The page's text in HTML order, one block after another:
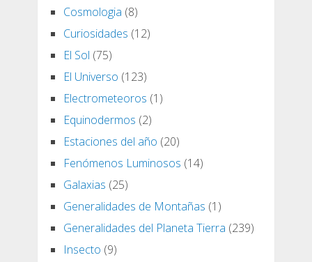
Cosmologia (8)
Curiosidades (12)
El Sol (75)
El Universo (123)
Electrometeoros (1)
Equinodermos (2)
Estaciones del año (20)
Fenómenos Luminosos (14)
Galaxias (25)
Generalidades de Montañas (1)
Generalidades del Planeta Tierra (239)
Insecto (9)